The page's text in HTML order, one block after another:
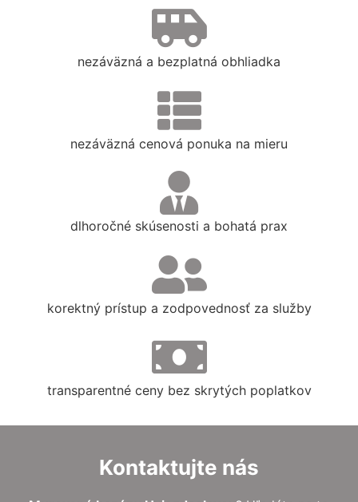
nezáväzná a bezplatná obhliadka
nezáväzná cenová ponuka na mieru
dlhoročné skúsenosti a bohatá prax
korektný prístup a zodpovednosť za služby
transparentné ceny bez skrytých poplatkov
Kontaktujte nás